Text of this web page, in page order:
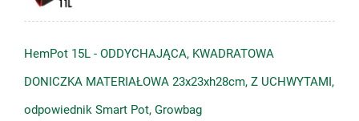
HemPot 15L - ODDYCHAJĄCA, KWADRATOWA
DONICZKA MATERIAŁOWA 23x23xh28cm, Z UCHWYTAMI,
odpowiednik Smart Pot, Growbag